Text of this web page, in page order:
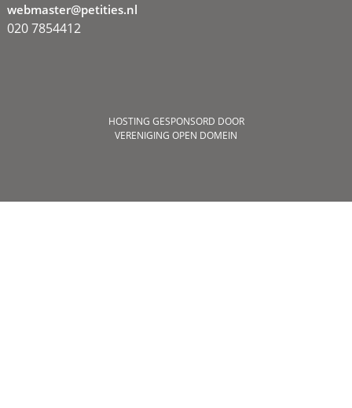
webmaster@petities.nl
020 7854412
HOSTING GESPONSORD DOOR
VERENIGING OPEN DOMEIN